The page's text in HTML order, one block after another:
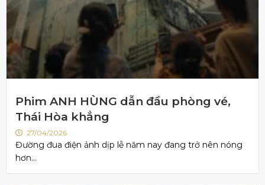
Phim ANH HÙNG dẫn đầu phòng vé,
Thái Hòa khẳng
27/04/2026
Đường đua điện ảnh dịp lễ năm nay đang trở nên nóng
hơn...